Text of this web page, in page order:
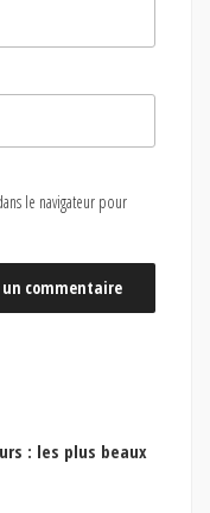
le navigateur pour
: les plus beaux